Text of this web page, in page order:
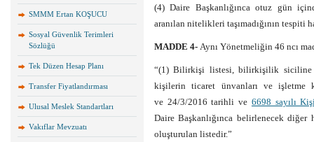
SMMM Ertan KOŞUCU
Sosyal Güvenlik Terimleri
Sözlüğü
Tek Düzen Hesap Planı
Transfer Fiyatlandırması
Ulusal Meslek Standartları
Vakıflar Mevzuatı
(4) Daire Başkanlığınca otuz gün
aranılan nitelikleri taşımadığının
MADDE 4- Aynı Yönetmeliğin 46 ncı
“(1) Bilirkişi listesi, bilirkişilik siciline
kişilerin ticaret ünvanları ve işletme
ve 24/3/2016 tarihli ve 6698 sayılı
Daire Başkanlığınca belirlenecek
oluşturulan listedir.”